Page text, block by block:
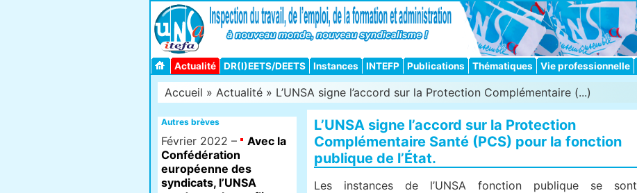
Actualité DR(I)EETS/DEETS Instances INTEFP Publications Thématiques Vie professionnelle
Accueil » Actualité » L’UNSA signe l’accord sur la Protection Complémentaire (...)
L’UNSA signe l’accord sur la Protection
Complémentaire Santé (PCS) pour la fonction
publique de l’État.
Les instances de l’UNSA fonction publique se sont
Autres brèves
Février 2022 –
Avec la
Confédération
européenne des
syndicats, l’UNSA